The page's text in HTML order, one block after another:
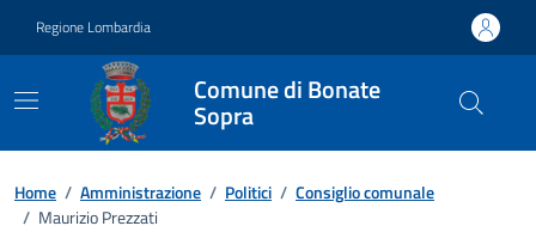
Regione Lombardia
Comune di Bonate
Sopra
Home / Amministrazione / Politici / Consiglio comunale
/ Maurizio Prezzati